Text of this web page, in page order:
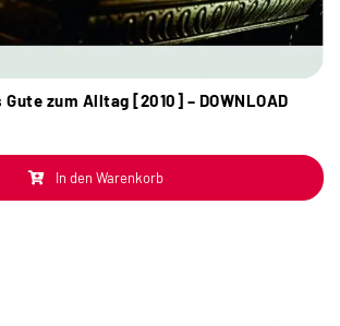
Gute zum Alltag [2010] – DOWNLOAD
In den Warenkorb